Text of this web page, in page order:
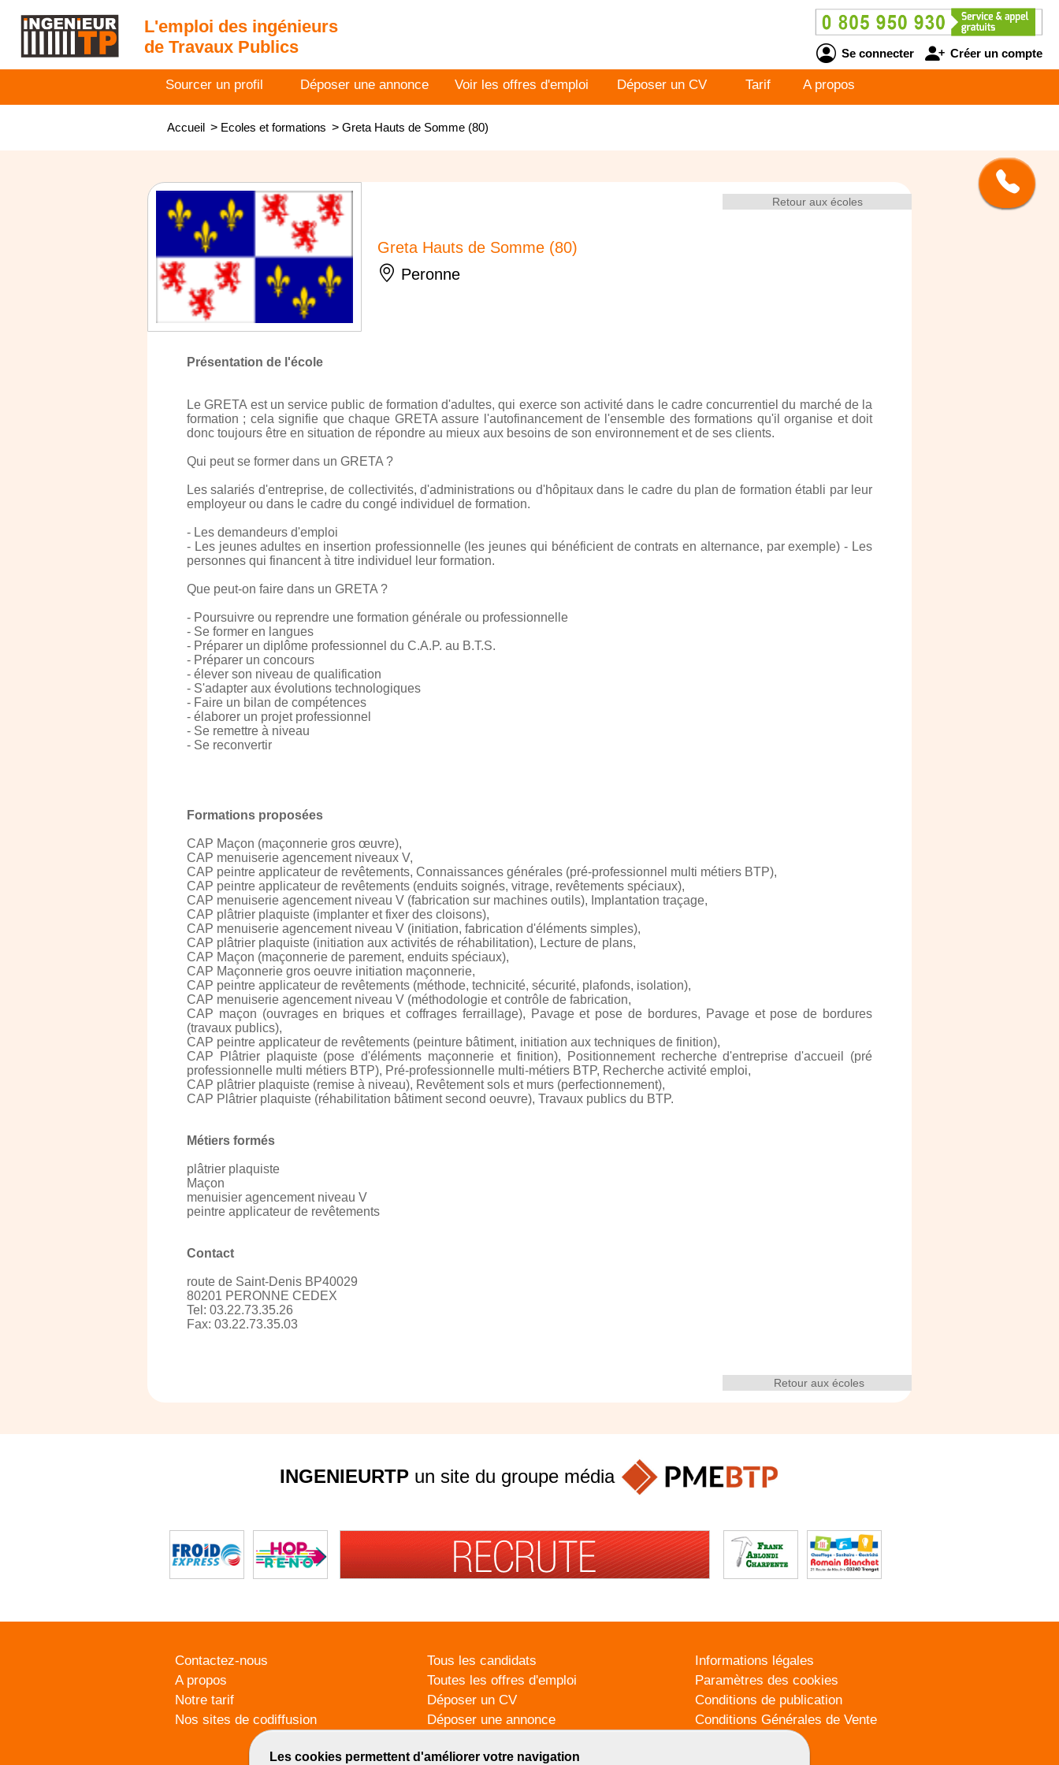
L'emploi des ingénieurs
de Travaux Publics
Se connecter Créer un compte
Sourcer un profil Déposer une annonce Voir les offres d'emploi Déposer un CV Tarif A propos
Accueil > Ecoles et formations > Greta Hauts de Somme (80)
Retour aux écoles
Greta Hauts de Somme (80)
Peronne
Présentation de l'école
Le GRETA est un service public de formation d'adultes, qui exerce son activité dans le cadre concurrentiel du marché de la
formation ; cela signifie que chaque GRETA assure l'autofinancement de l'ensemble des formations qu'il organise et doit
donc toujours être en situation de répondre au mieux aux besoins de son environnement et de ses clients.
Qui peut se former dans un GRETA ?
Les salariés d'entreprise, de collectivités, d'administrations ou d'hôpitaux dans le cadre du plan de formation établi par leur
employeur ou dans le cadre du congé individuel de formation.
- Les demandeurs d'emploi
- Les jeunes adultes en insertion professionnelle (les jeunes qui bénéficient de contrats en alternance, par exemple) - Les
personnes qui financent à titre individuel leur formation.
Que peut-on faire dans un GRETA ?
- Poursuivre ou reprendre une formation générale ou professionnelle
- Se former en langues
- Préparer un diplôme professionnel du C.A.P. au B.T.S.
- Préparer un concours
- élever son niveau de qualification
- S'adapter aux évolutions technologiques
- Faire un bilan de compétences
- élaborer un projet professionnel
- Se remettre à niveau
- Se reconvertir
Formations proposées
CAP Maçon (maçonnerie gros œuvre),
CAP menuiserie agencement niveaux V,
CAP peintre applicateur de revêtements, Connaissances générales (pré-professionnel multi métiers BTP),
CAP peintre applicateur de revêtements (enduits soignés, vitrage, revêtements spéciaux),
CAP menuiserie agencement niveau V (fabrication sur machines outils), Implantation traçage,
CAP plâtrier plaquiste (implanter et fixer des cloisons),
CAP menuiserie agencement niveau V (initiation, fabrication d'éléments simples),
CAP plâtrier plaquiste (initiation aux activités de réhabilitation), Lecture de plans,
CAP Maçon (maçonnerie de parement, enduits spéciaux),
CAP Maçonnerie gros oeuvre initiation maçonnerie,
CAP peintre applicateur de revêtements (méthode, technicité, sécurité, plafonds, isolation),
CAP menuiserie agencement niveau V (méthodologie et contrôle de fabrication,
CAP maçon (ouvrages en briques et coffrages ferraillage), Pavage et pose de bordures, Pavage et pose de bordures
(travaux publics),
CAP peintre applicateur de revêtements (peinture bâtiment, initiation aux techniques de finition),
CAP Plâtrier plaquiste (pose d'éléments maçonnerie et finition), Positionnement recherche d'entreprise d'accueil (pré
professionnelle multi métiers BTP), Pré-professionnelle multi-métiers BTP, Recherche activité emploi,
CAP plâtrier plaquiste (remise à niveau), Revêtement sols et murs (perfectionnement),
CAP Plâtrier plaquiste (réhabilitation bâtiment second oeuvre), Travaux publics du BTP.
Métiers formés
plâtrier plaquiste
Maçon
menuisier agencement niveau V
peintre applicateur de revêtements
Contact
route de Saint-Denis BP40029
80201 PERONNE CEDEX
Tel: 03.22.73.35.26
Fax: 03.22.73.35.03
Retour aux écoles
Les cookies permettent d'améliorer votre navigation
INGENIEURTPun site du groupe média
Contactez-nous
A propos
Notre tarif
Nos sites de codiffusion
Tous les candidats
Toutes les offres d'emploi
Déposer un CV
Déposer une annonce
Informations légales
Paramètres des cookies
Conditions de publication
Conditions Générales de Vente